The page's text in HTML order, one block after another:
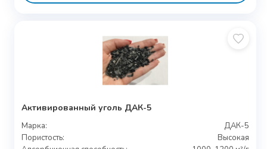
Активированный уголь ДАК-5
Марка:
ДАК-5
Пористость:
Высокая